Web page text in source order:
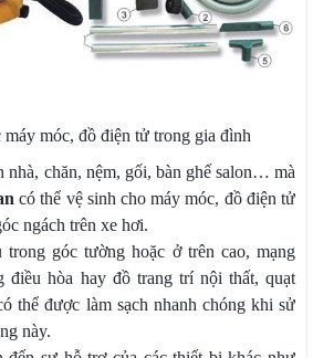
máy móc, đồ điện tử trong gia đình
nhà, chăn, nệm, gối, bàn ghế salon… mà
có thể vệ sinh cho máy móc, đồ điện tử
ngách trên xe hơi.
góc tường hoặc ở trên cao, mạng
điều hòa hay đồ trang trí nội thất, quạt
thể được làm sạch nhanh chóng khi sử
này.